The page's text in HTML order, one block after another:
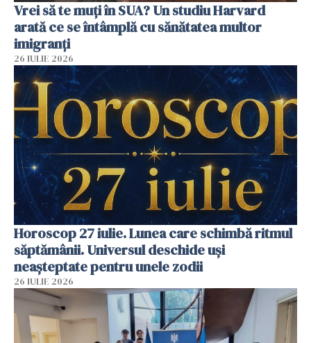
Vrei să te muți în SUA? Un studiu Harvard
arată ce se întâmplă cu sănătatea multor
imigranți
26 IULIE 2026
Horoscop 27 iulie. Lunea care schimbă ritmul
săptămânii. Universul deschide uși
neașteptate pentru unele zodii
26 IULIE 2026